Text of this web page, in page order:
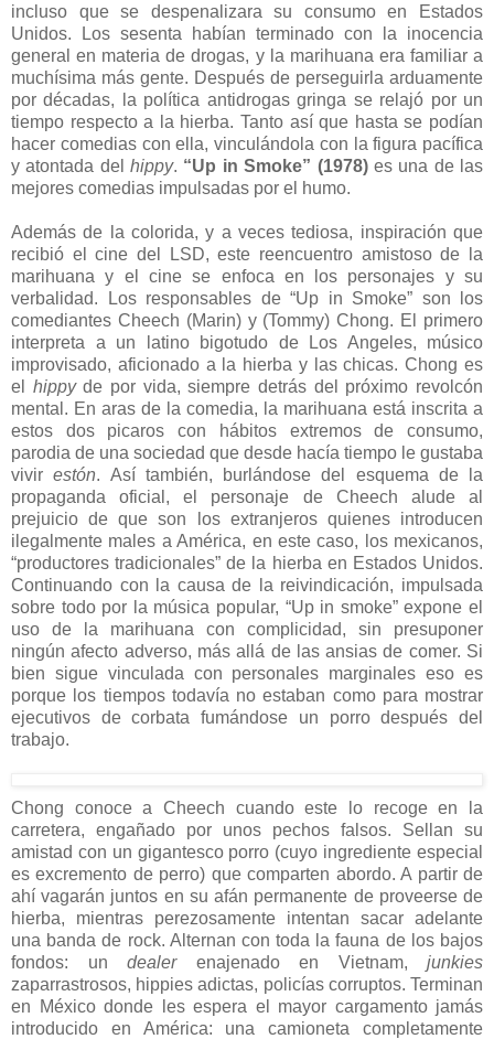
incluso que se despenalizara su consumo en Estados
Unidos. Los sesenta habían terminado con la inocencia
general en materia de drogas, y la marihuana era familiar a
muchísima más gente. Después de perseguirla arduamente
por décadas, la política antidrogas gringa se relajó por un
tiempo respecto a la hierba. Tanto así que hasta se podían
hacer comedias con ella, vinculándola con la figura pacífica
y atontada del hippy. “Up in Smoke” (1978)es una de las
mejores comedias impulsadas por el humo.
Además de la colorida, y a veces tediosa, inspiración que
recibió el cine del LSD, este reencuentro amistoso de la
marihuana y el cine se enfoca en los personajes y su
verbalidad. Los responsables de “Up in Smoke” son los
comediantes Cheech (Marin) y (Tommy) Chong. El primero
interpreta a un latino bigotudo de Los Angeles, músico
improvisado, aficionado a la hierba y las chicas. Chong es
el hippyde por vida, siempre detrás del próximo revolcón
mental. En aras de la comedia, la marihuana está inscrita a
estos dos picaros con hábitos extremos de consumo,
parodia de una sociedad que desde hacía tiempo le gustaba
vivirestón. Así también, burlándose del esquema de la
propaganda oficial, el personaje de Cheech alude al
prejuicio de que son los extranjeros quienes introducen
ilegalmente males a América, en este caso, los mexicanos,
“productores tradicionales” de la hierba en Estados Unidos.
Continuando con la causa de la reivindicación, impulsada
sobre todo por la música popular, “Up in smoke” expone el
uso de la marihuana con complicidad, sin presuponer
ningún afecto adverso, más allá de las ansias de comer. Si
bien sigue vinculada con personales marginales eso es
porque los tiempos todavía no estaban como para mostrar
ejecutivos de corbata fumándose un porro después del
trabajo.
Chong conoce a Cheech cuando este lo recoge en la
carretera, engañado por unos pechos falsos. Sellan su
amistad con un gigantesco porro (cuyo ingrediente especial
es excremento de perro) que comparten abordo. A partir de
ahí vagarán juntos en su afán permanente de proveerse de
hierba, mientras perezosamente intentan sacar adelante
una banda de rock. Alternan con toda la fauna de los bajos
fondos: un dealerenajenado en Vietnam, junkies
zaparrastrosos, hippies adictas, policías corruptos. Terminan
en México donde les espera el mayor cargamento jamás
introducido en América: una camioneta completamente